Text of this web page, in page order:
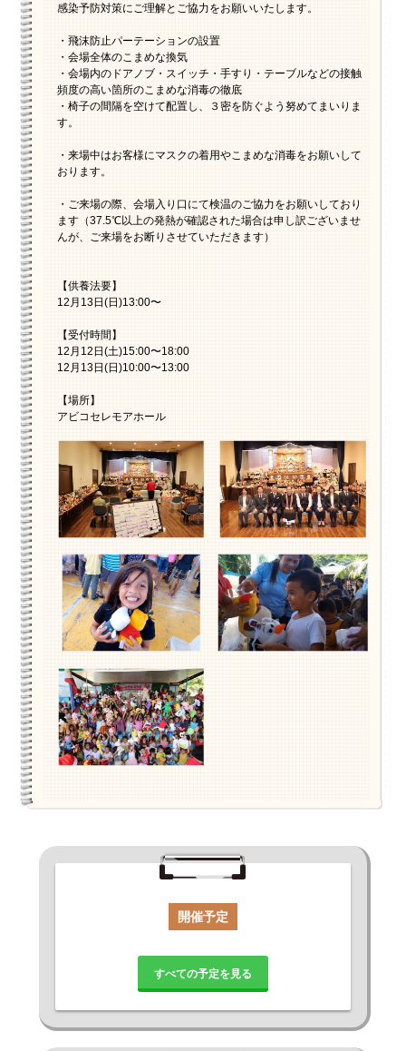
感染予防対策にご理解とご協力をお願いいたします。
・飛沫防止パーテーションの設置
・会場全体のこまめな換気
・会場内のドアノブ・スイッチ・手すり・テーブルなどの接触
頻度の高い箇所のこまめな消毒の徹底
・椅子の間隔を空けて配置し、３密を防ぐよう努めてまいりま
す。
・来場中はお客様にマスクの着用やこまめな消毒をお願いして
おります。
・ご来場の際、会場入り口にて検温のご協力をお願いしており
ます（37.5℃以上の発熱が確認された場合は申し訳ございませ
んが、ご来場をお断りさせていただきます）
【供養法要】
12月13日(日)13:00〜
【受付時間】
12月12日(土)15:00〜18:00
12月13日(日)10:00〜13:00
【場所】
アビコセレモアホール
開催予定
すべての予定を見る